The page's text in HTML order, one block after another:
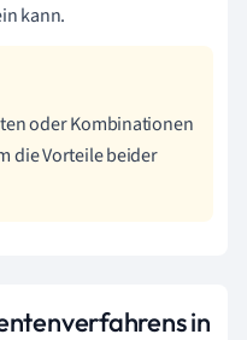
kann.
oder Kombinationen
die Vorteile beider
in